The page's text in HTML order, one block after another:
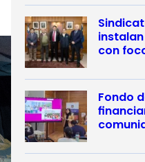
con
Fondo